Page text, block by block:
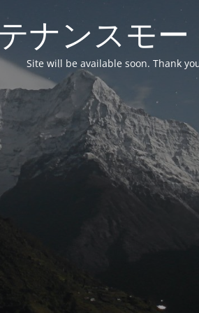
ナンスモ
Site will be available soon. Thank